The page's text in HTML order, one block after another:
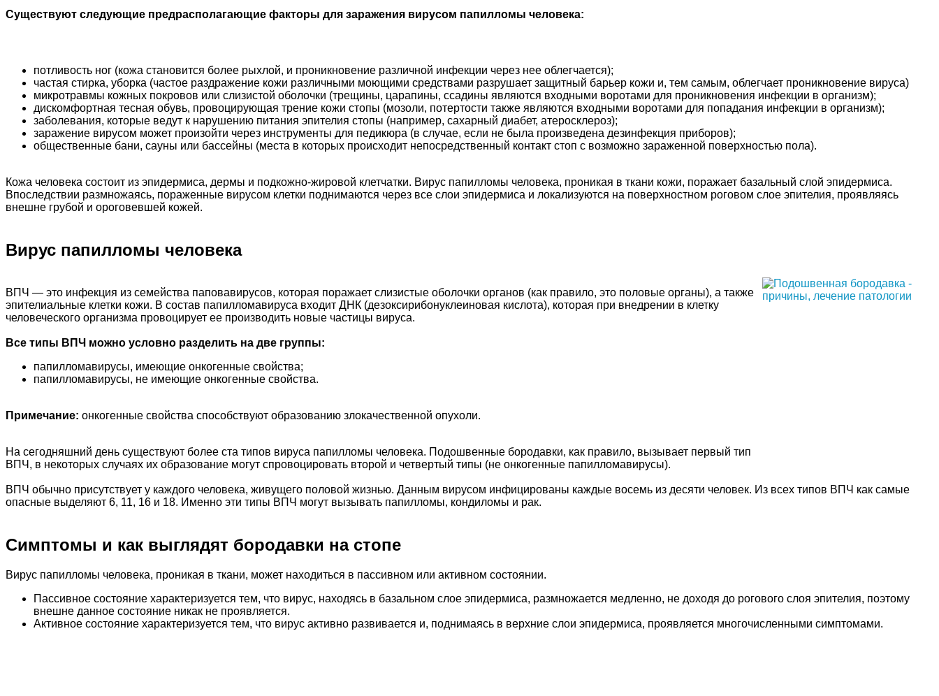
Существуют следующие предрасполагающие факторы для заражения вирусом папилломы человека:
потливость ног (кожа становится более рыхлой, и проникновение различной инфекции через нее облегчается);
частая стирка, уборка (частое раздражение кожи различными моющими средствами разрушает защитный барьер кожи и, тем самым, облегчает проникновение вируса)
микротравмы кожных покровов или слизистой оболочки (трещины, царапины, ссадины являются входными воротами для проникновения инфекции в организм);
дискомфортная тесная обувь, провоцирующая трение кожи стопы (мозоли, потертости также являются входными воротами для попадания инфекции в организм);
заболевания, которые ведут к нарушению питания эпителия стопы (например, сахарный диабет, атеросклероз);
заражение вирусом может произойти через инструменты для педикюра (в случае, если не была произведена дезинфекция приборов);
общественные бани, сауны или бассейны (места в которых происходит непосредственный контакт стоп с возможно зараженной поверхностью пола).
Кожа человека состоит из эпидермиса, дермы и подкожно-жировой клетчатки. Вирус папилломы человека, проникая в ткани кожи, поражает базальный слой эпидермиса.
Впоследствии размножаясь, пораженные вирусом клетки поднимаются через все слои эпидермиса и локализуются на поверхностном роговом слое эпителия, проявляясь
внешне грубой и ороговевшей кожей.
Вирус папилломы человека
ВПЧ — это инфекция из семейства паповавирусов, которая поражает слизистые оболочки органов (как правило, это половые органы), а также
эпителиальные клетки кожи. В состав папилломавируса входит ДНК (дезоксирибонуклеиновая кислота), которая при внедрении в клетку
человеческого организма провоцирует ее производить новые частицы вируса.
Все типы ВПЧ можно условно разделить на две группы:
папилломавирусы, имеющие онкогенные свойства;
папилломавирусы, не имеющие онкогенные свойства.
Примечание: онкогенные свойства способствуют образованию злокачественной опухоли.
На сегодняшний день существуют более ста типов вируса папилломы человека. Подошвенные бородавки, как правило, вызывает первый тип
ВПЧ, в некоторых случаях их образование могут спровоцировать второй и четвертый типы (не онкогенные папилломавирусы).
ВПЧ обычно присутствует у каждого человека, живущего половой жизнью. Данным вирусом инфицированы каждые восемь из десяти человек. Из всех типов ВПЧ как самые
опасные выделяют 6, 11, 16 и 18. Именно эти типы ВПЧ могут вызывать папилломы, кондиломы и рак.
Симптомы и как выглядят бородавки на стопе
Вирус папилломы человека, проникая в ткани, может находиться в пассивном или активном состоянии.
Пассивное состояние характеризуется тем, что вирус, находясь в базальном слое эпидермиса, размножается медленно, не доходя до рогового слоя эпителия, поэтому
внешне данное состояние никак не проявляется.
Активное состояние характеризуется тем, что вирус активно развивается и, поднимаясь в верхние слои эпидермиса, проявляется многочисленными симптомами.